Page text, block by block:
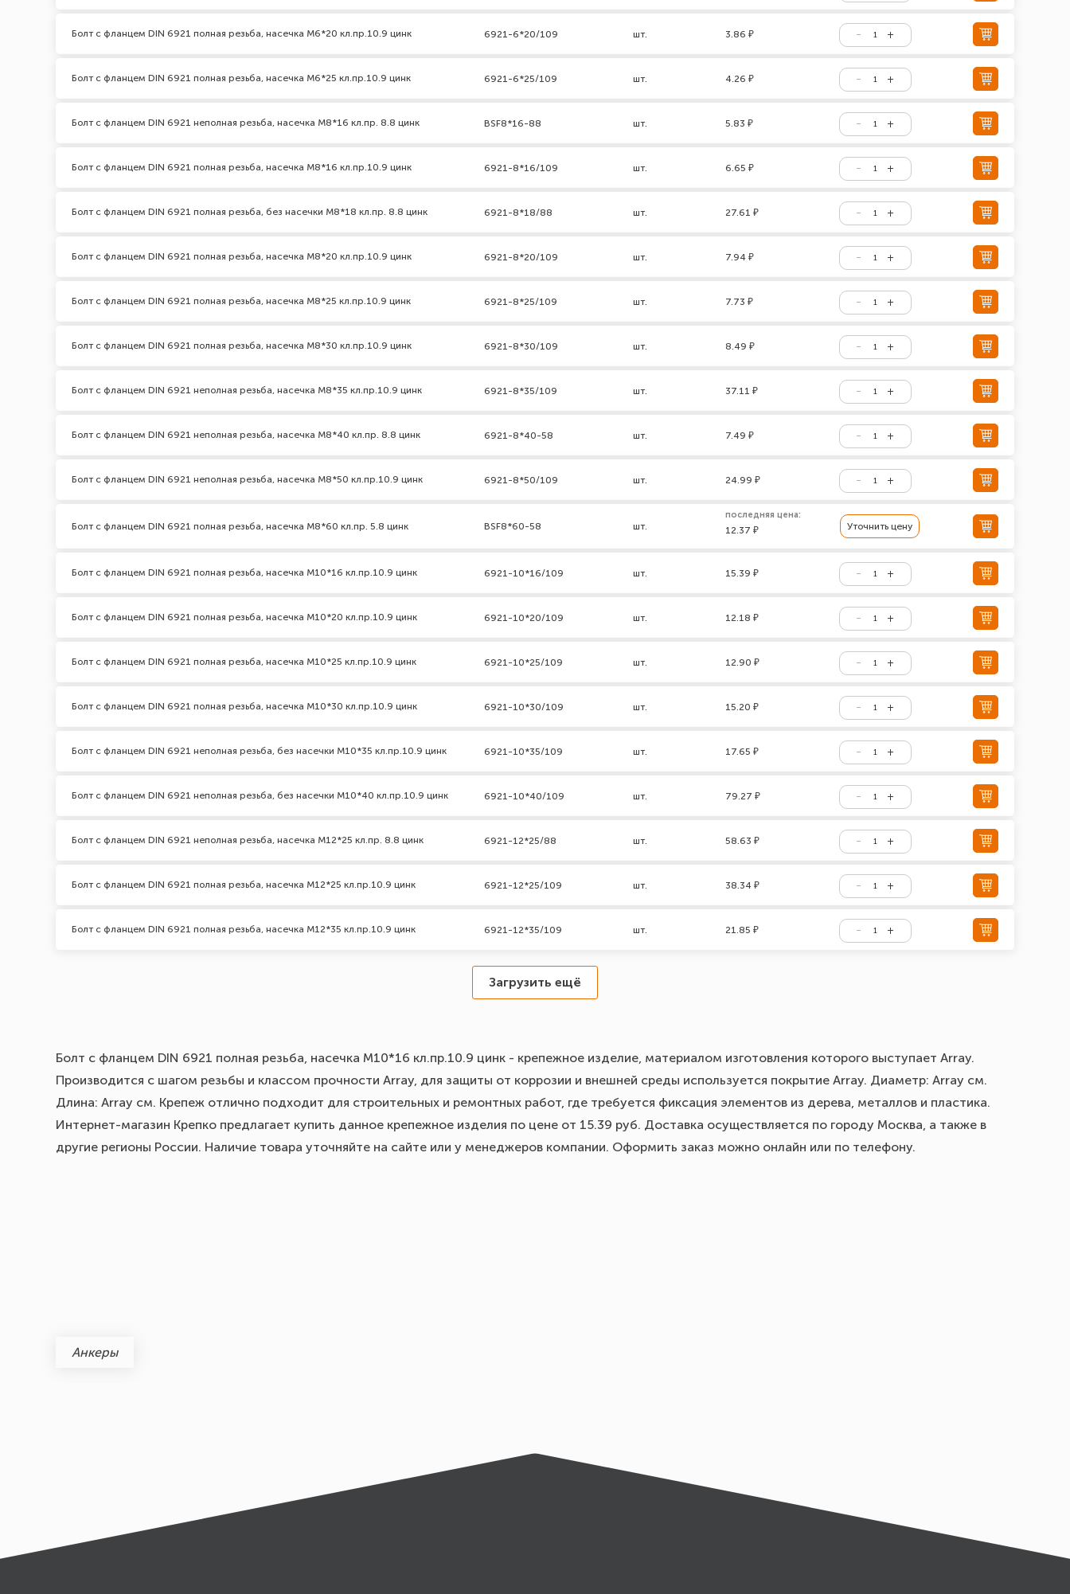
Болт с фланцем DIN 6921 полная резьба, насечка М6*20 кл.пр.10.9 цинк 6921-6*20/109 шт. 3.86 ₽
Болт с фланцем DIN 6921 полная резьба, насечка М6*25 кл.пр.10.9 цинк 6921-6*25/109 шт. 4.26 ₽
Болт с фланцем DIN 6921 неполная резьба, насечка М8*16 кл.пр. 8.8 цинк BSF8*16-88 шт. 5.83 ₽
Болт с фланцем DIN 6921 полная резьба, насечка М8*16 кл.пр.10.9 цинк 6921-8*16/109 шт. 6.65 ₽
Болт с фланцем DIN 6921 полная резьба, без насечки М8*18 кл.пр. 8.8 цинк 6921-8*18/88 шт. 27.61 ₽
Болт с фланцем DIN 6921 полная резьба, насечка М8*20 кл.пр.10.9 цинк 6921-8*20/109 шт. 7.94 ₽
Болт с фланцем DIN 6921 полная резьба, насечка М8*25 кл.пр.10.9 цинк 6921-8*25/109 шт. 7.73 ₽
Болт с фланцем DIN 6921 полная резьба, насечка М8*30 кл.пр.10.9 цинк 6921-8*30/109 шт. 8.49 ₽
Болт с фланцем DIN 6921 неполная резьба, насечка М8*35 кл.пр.10.9 цинк 6921-8*35/109 шт. 37.11 ₽
Болт с фланцем DIN 6921 неполная резьба, насечка М8*40 кл.пр. 8.8 цинк 6921-8*40-58 шт. 7.49 ₽
Болт с фланцем DIN 6921 неполная резьба, насечка М8*50 кл.пр.10.9 цинк 6921-8*50/109 шт. 24.99 ₽
Болт с фланцем DIN 6921 полная резьба, насечка М8*60 кл.пр. 5.8 цинк BSF8*60-58 шт.
последняя цена:
12.37 ₽ Уточнить цену
Болт с фланцем DIN 6921 полная резьба, насечка М10*16 кл.пр.10.9 цинк 6921-10*16/109 шт. 15.39 ₽
Болт с фланцем DIN 6921 полная резьба, насечка М10*20 кл.пр.10.9 цинк 6921-10*20/109 шт. 12.18 ₽
Болт с фланцем DIN 6921 полная резьба, насечка М10*25 кл.пр.10.9 цинк 6921-10*25/109 шт. 12.90 ₽
Болт с фланцем DIN 6921 полная резьба, насечка М10*30 кл.пр.10.9 цинк 6921-10*30/109 шт. 15.20 ₽
Болт с фланцем DIN 6921 неполная резьба, без насечки М10*35 кл.пр.10.9 цинк 6921-10*35/109 шт. 17.65 ₽
Болт с фланцем DIN 6921 неполная резьба, без насечки М10*40 кл.пр.10.9 цинк 6921-10*40/109 шт. 79.27 ₽
Болт с фланцем DIN 6921 неполная резьба, насечка М12*25 кл.пр. 8.8 цинк 6921-12*25/88 шт. 58.63 ₽
Болт с фланцем DIN 6921 полная резьба, насечка М12*25 кл.пр.10.9 цинк 6921-12*25/109 шт. 38.34 ₽
Болт с фланцем DIN 6921 полная резьба, насечка М12*35 кл.пр.10.9 цинк 6921-12*35/109 шт. 21.85 ₽
Загрузить ещё
Болт с фланцем DIN 6921 полная резьба, насечка М10*16 кл.пр.10.9 цинк - крепежное изделие, материалом изготовления которого выступает Array.
Производится с шагом резьбы и классом прочности Array, для защиты от коррозии и внешней среды используется покрытие Array. Диаметр: Array см.
Длина: Array см. Крепеж отлично подходит для строительных и ремонтных работ, где требуется фиксация элементов из дерева, металлов и пластика.
Интернет-магазин Крепко предлагает купить данное крепежное изделия по цене от 15.39 руб. Доставка осуществляется по городу Москва, а также в
другие регионы России. Наличие товара уточняйте на сайте или у менеджеров компании. Оформить заказ можно онлайн или по телефону.
Анкеры